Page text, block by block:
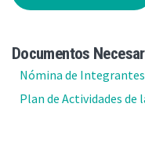
Documentos
Nómina de
Plan de Actividades de